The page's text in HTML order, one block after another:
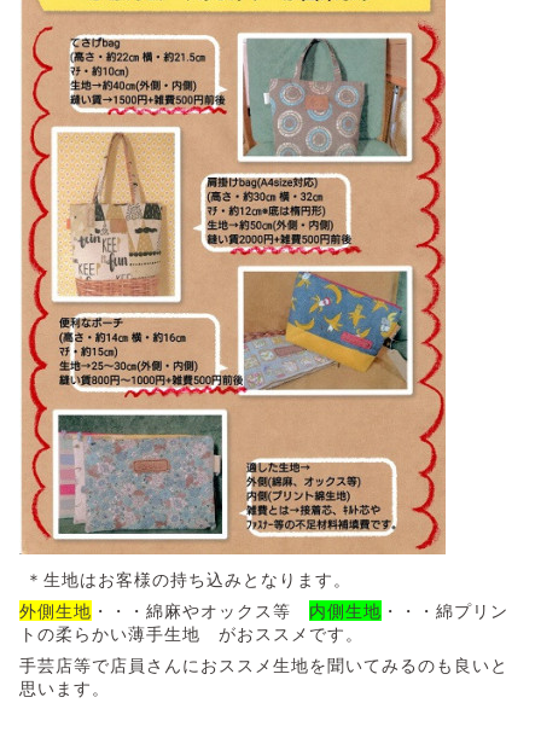
＊生地はお客様の持ち込みとなります。
外側生地 ・・・綿麻やオックス等 内側生地 ・・・綿プリン
トの柔らかい薄手生地 がおススメです。
手芸店等で店員さんにおススメ生地を聞いてみるのも良いと
思います。